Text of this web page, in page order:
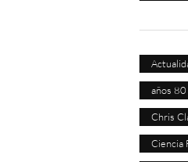
años 80
Chris
Ciencia